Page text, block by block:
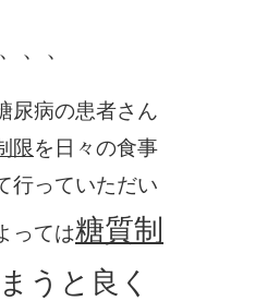
、、
尿病の患者さん
限を日々の食事
行っていただい
っては糖質制
うと良く